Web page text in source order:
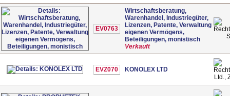
EV0763
Wirtschaftsberatung,
Warenhandel, Industriegüter,
Lizenzen, Patente, Verwaltung
eigenen Vermögens,
Beteiligungen, monistisch
Verkauft
EVZ070
KONOLEX LTD
Ltd.,